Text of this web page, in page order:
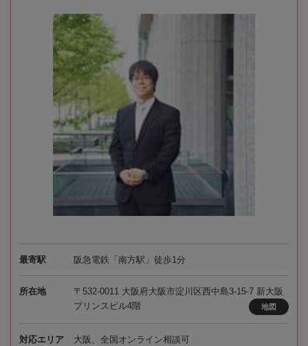
最寄駅 阪急電鉄「南方駅」徒歩1分
所在地
〒532-0011 大阪府大阪市淀川区西中島3-15-7 新大阪
プリンスビル4階
地図
対応エリア 大阪、全国オンライン相談可